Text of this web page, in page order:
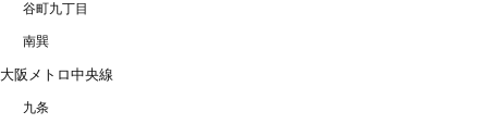
谷町九丁目
南巽
大阪メトロ中央線
九条